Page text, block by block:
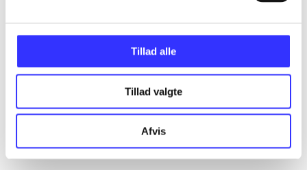
Tillad alle
Tillad valgte
Afvis
...